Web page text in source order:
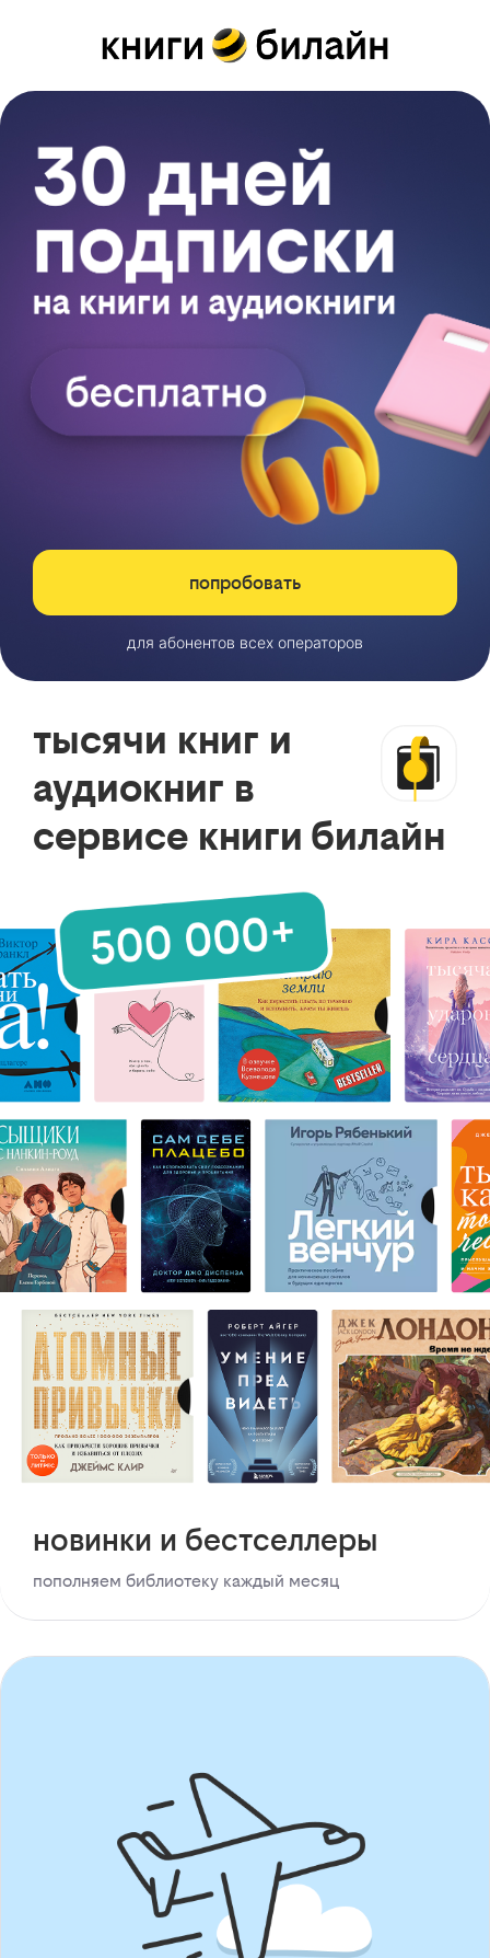
попробовать
для абонентов всех операторов
тысячи книг и
аудиокниг в
сервисе книги билайн
новинки и бестселлеры
пополняем библиотеку каждый месяц